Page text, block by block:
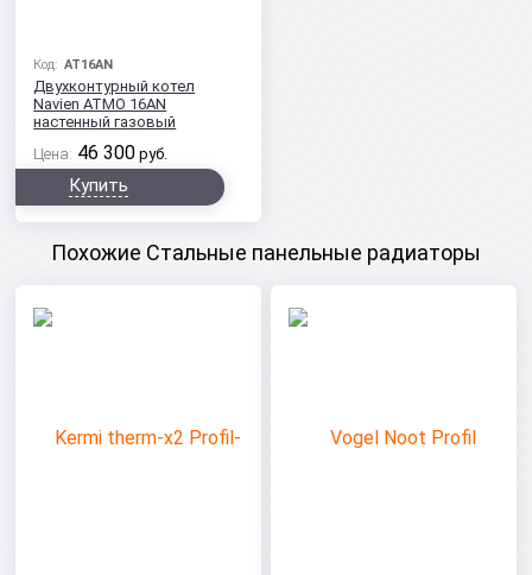
Код:AT16AN
Двухконтурный котел
Navien ATMO 16AN
настенный газовый
Цена: 46 300 руб.
Купить
Похожие Стальные панельные радиаторы